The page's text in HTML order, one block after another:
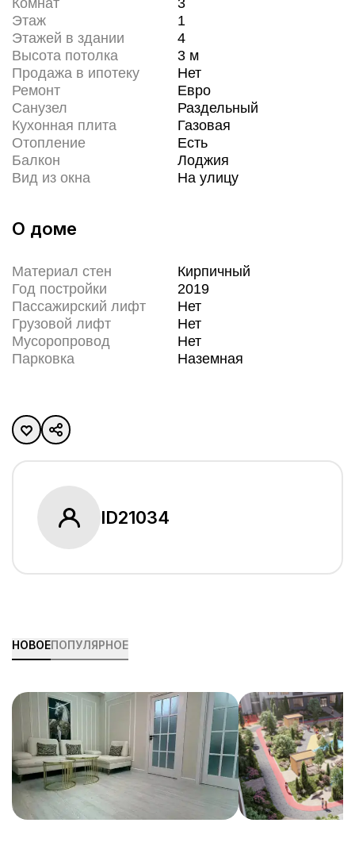
Комнат
3
Этаж
1
Этажей в здании
4
Высота потолка
3 м
Продажа в ипотеку
Нет
Ремонт
Евро
Санузел
Раздельный
Кухонная плита
Газовая
Отопление
Есть
Балкон
Лоджия
Вид из окна
На улицу
О доме
Материал стен
Кирпичный
Год постройки
2019
Пассажирский лифт
Нет
Грузовой лифт
Нет
Мусоропровод
Нет
Парковка
Наземная
ID21034
НОВОЕПОПУЛЯРНОЕ